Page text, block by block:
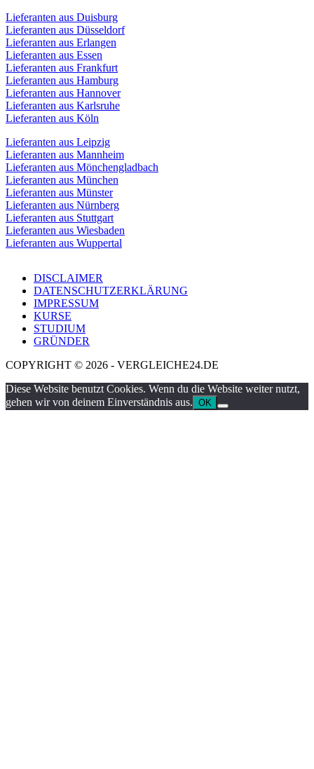
Lieferanten aus Duisburg
Lieferanten aus Düsseldorf
Lieferanten aus Erlangen
Lieferanten aus Essen
Lieferanten aus Frankfurt
Lieferanten aus Hamburg
Lieferanten aus Hannover
Lieferanten aus Karlsruhe
Lieferanten aus Köln
Lieferanten aus Leipzig
Lieferanten aus Mannheim
Lieferanten aus Mönchengladbach
Lieferanten aus München
Lieferanten aus Münster
Lieferanten aus Nürnberg
Lieferanten aus Stuttgart
Lieferanten aus Wiesbaden
Lieferanten aus Wuppertal
DISCLAIMER
DATENSCHUTZERKLÄRUNG
IMPRESSUM
KURSE
STUDIUM
GRÜNDER
COPYRIGHT © 2026 - VERGLEICHE24.DE
Diese Website benutzt Cookies. Wenn du die Website weiter nutzt,
gehen wir von deinem Einverständnis aus. OK